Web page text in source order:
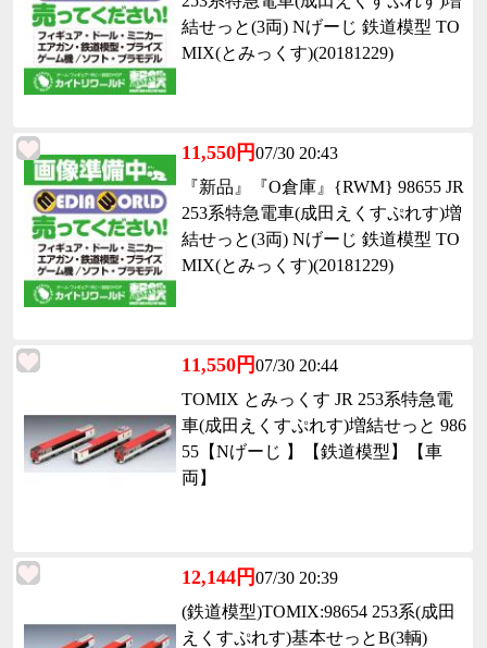
結せっと(3両) Nげーじ 鉄道模型 TO
MIX(とみっくす)(20181229)
11,550円07/30 20:43
『新品』『O倉庫』{RWM} 98655 JR
253系特急電車(成田えくすぷれす)増
結せっと(3両) Nげーじ 鉄道模型 TO
MIX(とみっくす)(20181229)
11,550円07/30 20:44
TOMIX とみっくす JR 253系特急電
車(成田えくすぷれす)増結せっと 986
55【Nげーじ 】【鉄道模型】【車
両】
12,144円07/30 20:39
(鉄道模型)TOMIX:98654 253系(成田
えくすぷれす)基本せっとB(3輌)